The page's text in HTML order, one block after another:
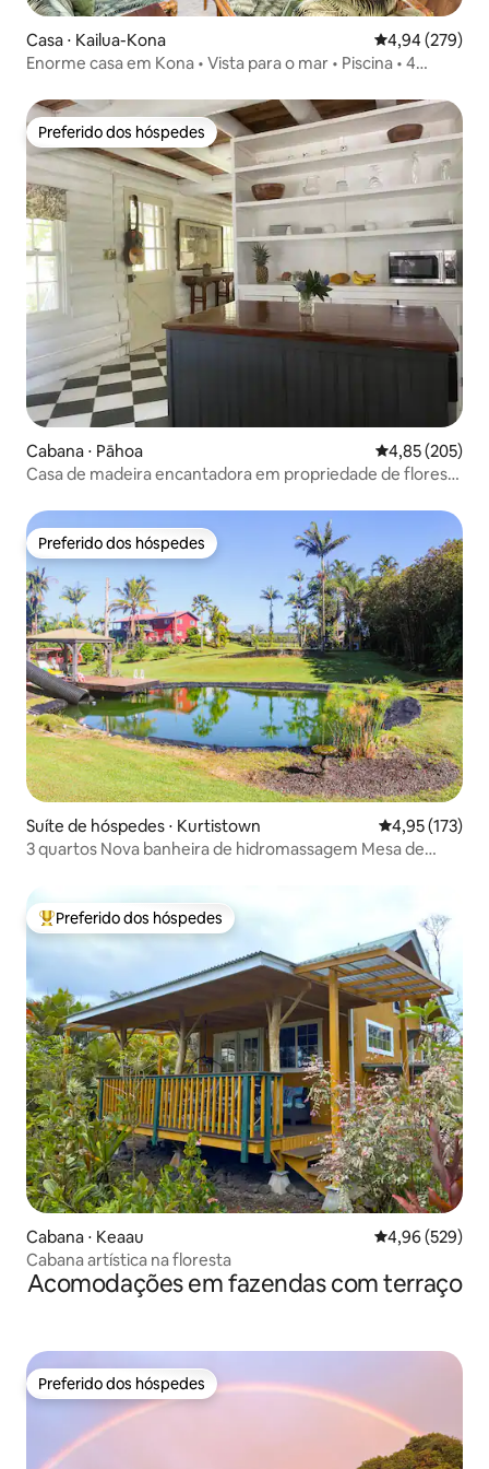
Casa ⋅ Kailua-Kona 4,94 de uma
4,94 (279)
Enorme casa em Kona • Vista para o mar • Piscina • 4
Preferido dos hóspedes
Preferido dos hóspedes
Cabana ⋅ Pāhoa 4,85 de uma
4,85 (205)
Casa de madeira encantadora em propriedade de floresta
Preferido dos hóspedes
Preferido dos hóspedes
Suíte de hóspedes ⋅ Kurtistown 4,95 de uma
4,95 (173)
3 quartos Nova banheira de hidromassagem Mesa de
Entre os melhores preferidos dos hóspedes
Preferido dos hóspedes
Cabana ⋅ Keaau 4,96 de uma
4,96 (529)
Cabana artística na floresta
Acomodações em fazendas com terraço
Preferido dos hóspedes
Preferido dos hóspedes